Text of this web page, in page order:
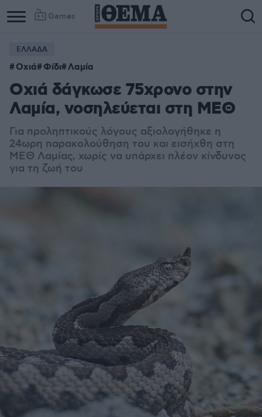
Games
ΕΛΛΑΔΑ
Οχιά Φίδι Λαμία
Οχιά δάγκωσε 75χρονο στην
Λαμία, νοσηλεύεται στη ΜΕΘ
Για προληπτικούς λόγους αξιολογήθηκε η
24ωρη παρακολούθηση του και εισήχθη στη
ΜΕΘ Λαμίας, χωρίς να υπάρχει πλέον κίνδυνος
για τη ζωή του